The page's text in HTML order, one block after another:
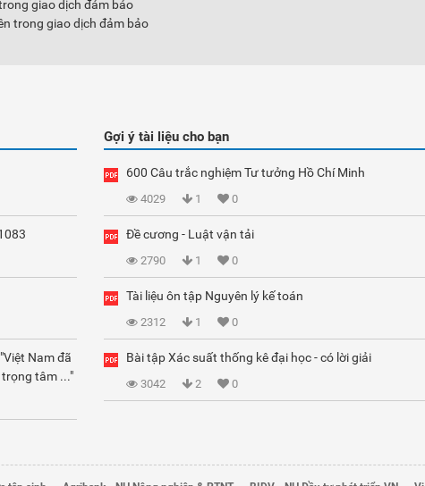
giao dịch đảm bảo
trong giao dịch đảm bảo
Nam đã
tâm ..."
Gợi ý tài liệu cho bạn
600 Câu trắc nghiệm Tư tưởng Hồ Chí Minh
4029 1 0
Đề cương - Luật vận tải
2790 1 0
Tài liệu ôn tập Nguyên lý kế toán
2312 1 0
Bài tập Xác suất thống kê đại học - có lời giải
3042 2 0